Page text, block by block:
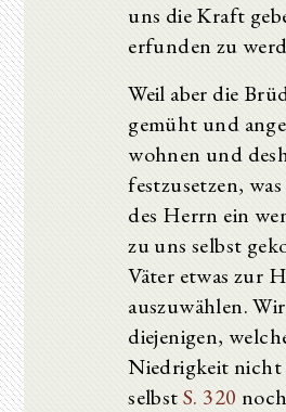
uns die Kraft
erfunden zu
Weil aber die
gemüht und
wohnen und
festzusetzen,
des Herrn ein
zu uns selbst
Väter etwas zur
auszuwählen.
diejenigen,
Niedrigkeit nicht
selbstS. 320